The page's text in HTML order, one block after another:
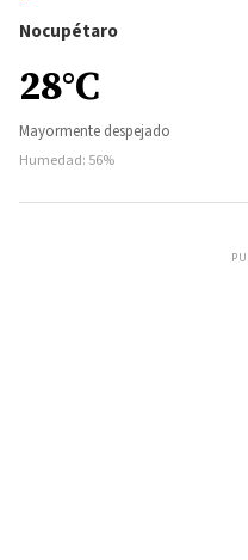
Nocupétaro
28°C
Mayormente despejado
Humedad: 56%